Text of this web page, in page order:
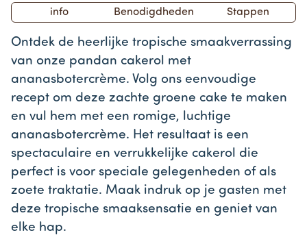
info Benodigdheden Stappen
Ontdek de heerlijke tropische smaakverrassing
van onze pandan cakerol met
ananasbotercrème. Volg ons eenvoudige
recept om deze zachte groene cake te maken
en vul hem met een romige, luchtige
ananasbotercrème. Het resultaat is een
spectaculaire en verrukkelijke cakerol die
perfect is voor speciale gelegenheden of als
zoete traktatie. Maak indruk op je gasten met
deze tropische smaaksensatie en geniet van
elke hap.